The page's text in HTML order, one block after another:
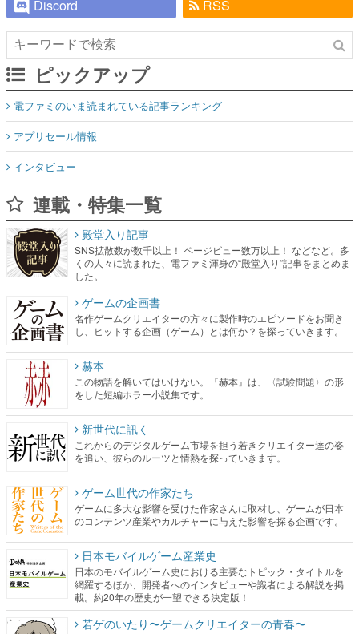
Discord
RSS
ピックアップ
電ファミのいま読まれている記事ランキング
アプリセール情報
インタビュー
連載・特集一覧
殿堂入り記事
SNS拡散数が数千以上！ ページビュー数万以上！ などなど。多
くの人々に読まれた、電ファミ渾身の“殿堂入り”記事をまとめま
した。
ゲームの企画書
名作ゲームクリエイターの方々に製作時のエピソードをお聞き
し、ヒットする企画（ゲーム）とは何か？を探っていきます。
赫本
この物語を解いてはいけない。『赫本』は、〈試験問題〉の形
をした短編ホラー小説集です。
新世代に訊く
これからのデジタルゲーム市場を担う若きクリエイター達の姿
を追い、彼らのルーツと情熱を探っていきます。
ゲーム世代の作家たち
ゲームに多大な影響を受けた作家さんに取材し、ゲームが日本
のコンテンツ産業やカルチャーに与えた影響を探る企画です。
日本モバイルゲーム産業史
日本のモバイルゲーム史における主要なトピック・タイトルを
網羅するほか、開発者へのインタビューや識者による解説を掲
載。約20年の歴史が一望できる決定版！
若ゲのいたり〜ゲームクリエイターの青春〜